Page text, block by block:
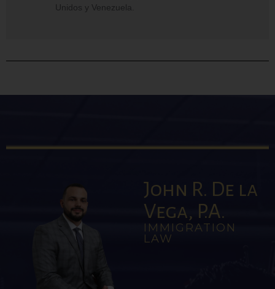
Unidos y Venezuela.
John R. De la
Vega, P.A.
IMMIGRATION
LAW